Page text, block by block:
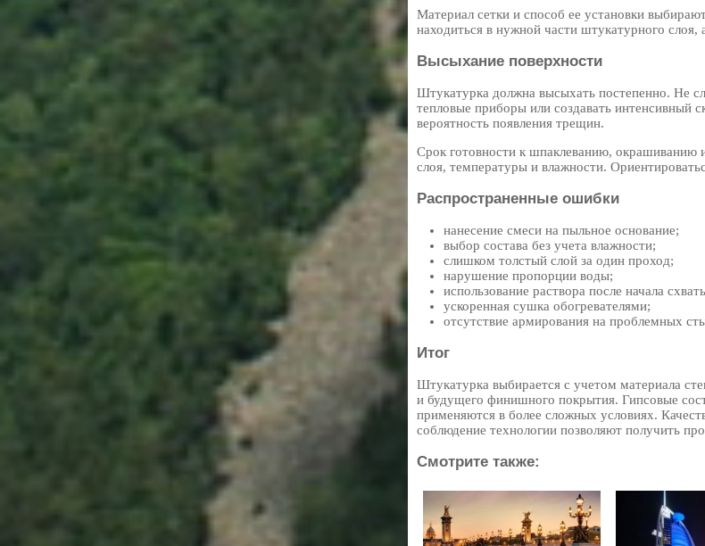
Материал сетки и способ ее установки
находиться в нужной части штукатурного
Высыхание поверхности
Штукатурка должна высыхать постепенно. Не
тепловые приборы или создавать интенсивный
вероятность появления трещин.
Срок готовности к шпаклеванию, окрашиванию
слоя, температуры и влажности.
Распространенные ошибки
нанесение смеси на пыльное основание;
выбор состава без учета влажности;
слишком толстый слой за один проход;
нарушение пропорции воды;
использование раствора после начала
ускоренная сушка обогревателями;
отсутствие армирования на проблемных
Итог
Штукатурка выбирается с учетом материала
и будущего финишного покрытия. Гипсовые
применяются в более сложных условиях.
соблюдение технологии позволяют получить
Смотрите также: